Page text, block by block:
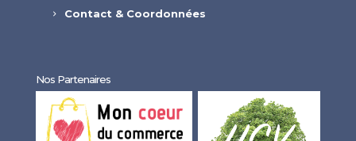
Contact & Coordonnées
Nos Partenaires